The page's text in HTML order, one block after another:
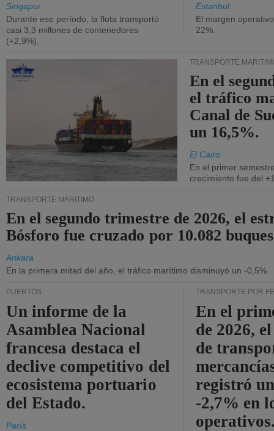
Singapur
Durante ese período, la flota transportó
casi 3,3 millones de contenedores
(+2,9%).
Estanbul
El margen
22%.
TRANSPORTE
En el
el tráfico
Canal de
un 16,5%.
El Cairo
En el primer
crecimiento fue del
TRANSPORTE MARÍTIMO
En el segundo trimestre de 2026, el
Bósforo fue cruzado por 10.082
Ankara
En la primera mitad del año, el tráfico marítimo disminuyó un -0,5%.
PUERTOS
Un informe de la
Asamblea Nacional
francesa destaca el
declive competitivo del
ecosistema portuario
del Estado.
París
TRANSPORTE POR
En el
de 2026,
de
registró
-2,7% en